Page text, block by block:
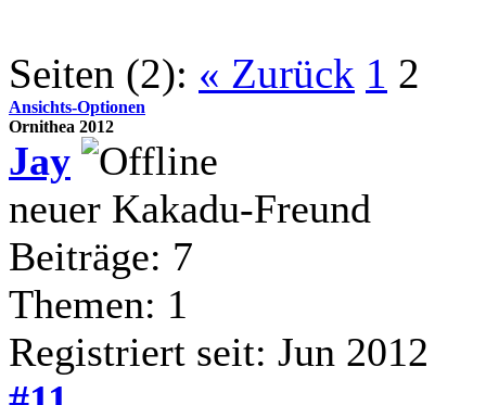
Seiten (2): « Zurück 1 2
Ansichts-Optionen
Ornithea 2012
Jay
neuer Kakadu-Freund
Beiträge: 7
Themen: 1
Registriert seit: Jun 2012